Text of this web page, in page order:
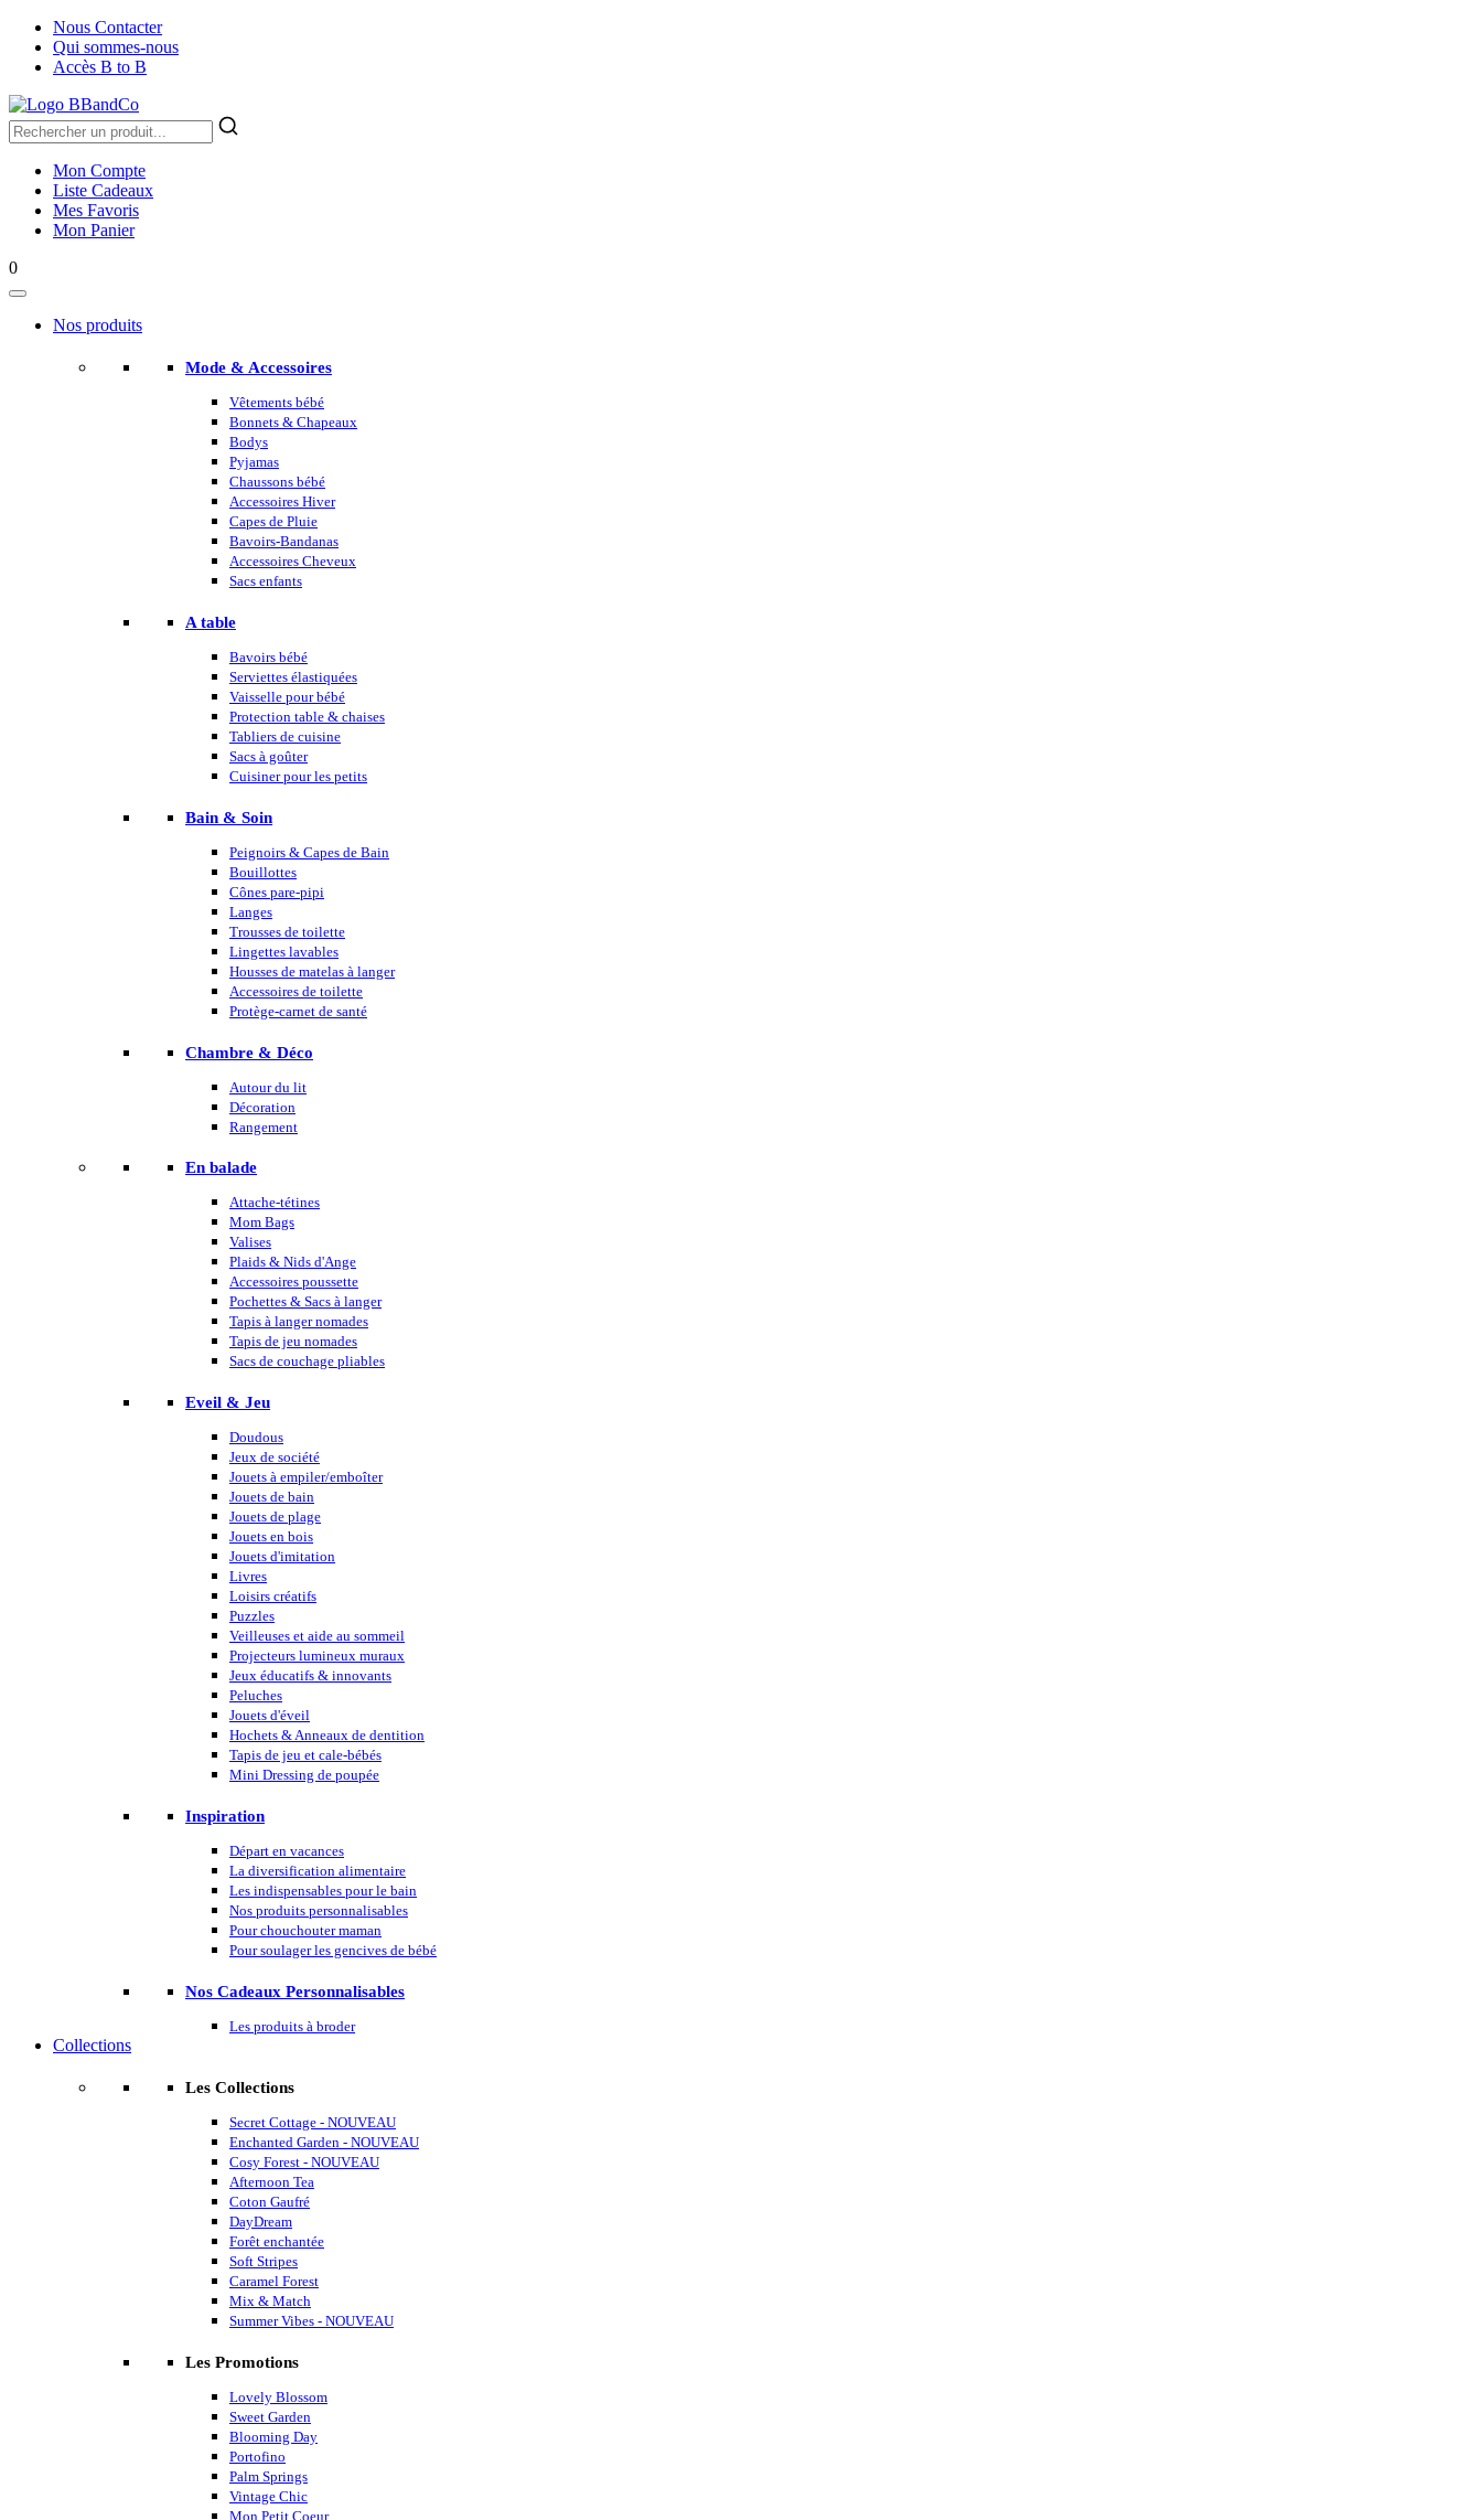
Nous Contacter
Qui sommes-nous
Accès B to B
Mon Compte
Liste Cadeaux
Mes Favoris
Mon Panier
0
Nos produits
Mode & Accessoires
Vêtements bébé
Bonnets & Chapeaux
Bodys
Pyjamas
Chaussons bébé
Accessoires Hiver
Capes de Pluie
Bavoirs-Bandanas
Accessoires Cheveux
Sacs enfants
A table
Bavoirs bébé
Serviettes élastiquées
Vaisselle pour bébé
Protection table & chaises
Tabliers de cuisine
Sacs à goûter
Cuisiner pour les petits
Bain & Soin
Peignoirs & Capes de Bain
Bouillottes
Cônes pare-pipi
Langes
Trousses de toilette
Lingettes lavables
Housses de matelas à langer
Accessoires de toilette
Protège-carnet de santé
Chambre & Déco
Autour du lit
Décoration
Rangement
En balade
Attache-tétines
Mom Bags
Valises
Plaids & Nids d'Ange
Accessoires poussette
Pochettes & Sacs à langer
Tapis à langer nomades
Tapis de jeu nomades
Sacs de couchage pliables
Eveil & Jeu
Doudous
Jeux de société
Jouets à empiler/emboîter
Jouets de bain
Jouets de plage
Jouets en bois
Jouets d'imitation
Livres
Loisirs créatifs
Puzzles
Veilleuses et aide au sommeil
Projecteurs lumineux muraux
Jeux éducatifs & innovants
Peluches
Jouets d'éveil
Hochets & Anneaux de dentition
Tapis de jeu et cale-bébés
Mini Dressing de poupée
Inspiration
Départ en vacances
La diversification alimentaire
Les indispensables pour le bain
Nos produits personnalisables
Pour chouchouter maman
Pour soulager les gencives de bébé
Nos Cadeaux Personnalisables
Les produits à broder
Collections
Les Collections
Secret Cottage - NOUVEAU
Enchanted Garden - NOUVEAU
Cosy Forest - NOUVEAU
Afternoon Tea
Coton Gaufré
DayDream
Forêt enchantée
Soft Stripes
Caramel Forest
Mix & Match
Summer Vibes - NOUVEAU
Les Promotions
Lovely Blossom
Sweet Garden
Blooming Day
Portofino
Palm Springs
Vintage Chic
Mon Petit Coeur